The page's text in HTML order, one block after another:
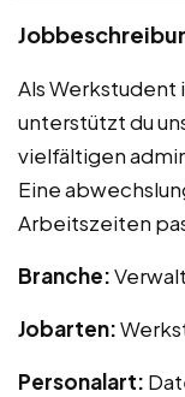
Als
unterstützt du
vielfältigen
Eine
Arbeitszeiten
Branche:
Jobarten:
Personalart: